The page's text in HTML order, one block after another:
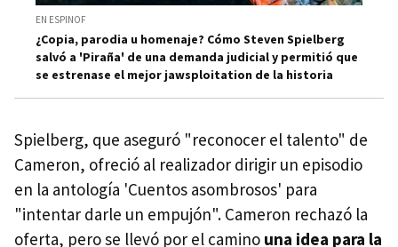
EN ESPINOF
¿Copia, parodia u homenaje? Cómo Steven Spielberg
salvó a 'Piraña' de una demanda judicial y permitió que
se estrenase el mejor jawsploitation de la historia
Spielberg, que aseguró "reconocer el talento" de
Cameron, ofreció al realizador dirigir un episodio
en la antología 'Cuentos asombrosos' para
"intentar darle un empujón". Cameron rechazó la
oferta, pero se llevó por el camino una idea para la